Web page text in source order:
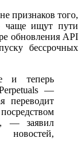
признаков того,
чаще ищут пути
обновления API
бессрочных
и теперь
—
переводит
— заявил